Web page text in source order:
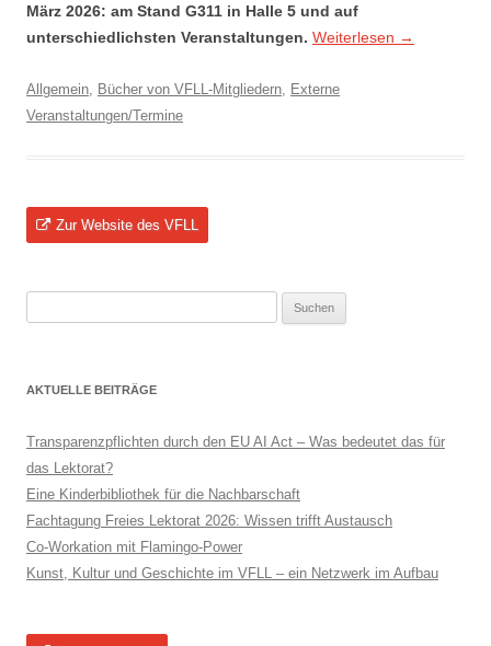
März 2026: am Stand G311 in Halle 5 und auf
unterschiedlichsten Veranstaltungen. Weiterlesen →
Allgemein Bücher von VFLL-Mitgliedern Externe
Veranstaltungen/Termine
Zur Website des VFLL
nach:
AKTUELLE BEITRÄGE
Transparenzpflichten durch den EU AI Act – Was bedeutet das für
das Lektorat?
Eine Kinderbibliothek für die Nachbarschaft
Fachtagung Freies Lektorat 2026: Wissen trifft Austausch
Co-Workation mit Flamingo-Power
Kunst, Kultur und Geschichte im VFLL – ein Netzwerk im Aufbau